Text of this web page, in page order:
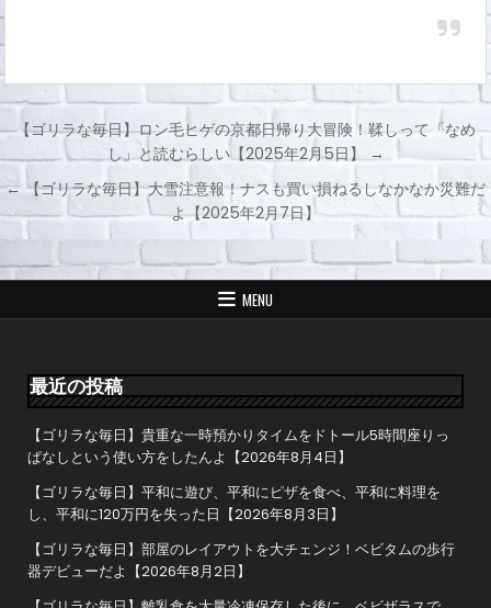
投
稿
ナ
ビ
ー
ョ
【ゴリラな毎日】ロン毛ヒゲの京都日帰り大冒険！鞣しって「なめ
し」と読むらしい【2025年2月5日】 →
← 【ゴリラな毎日】大雪注意報！ナスも買い損ねるしなかなか災難だ
よ【2025年2月7日】
MENU
最近の投稿
【ゴリラな毎日】貴重な一時預かりタイムをドトール5時間座りっ
ぱなしという使い方をしたんよ【2026年8月4日】
【ゴリラな毎日】平和に遊び、平和にピザを食べ、平和に料理を
し、平和に120万円を失った日【2026年8月3日】
【ゴリラな毎日】部屋のレイアウトを大チェンジ！ベビタムの歩行
器デビューだよ【2026年8月2日】